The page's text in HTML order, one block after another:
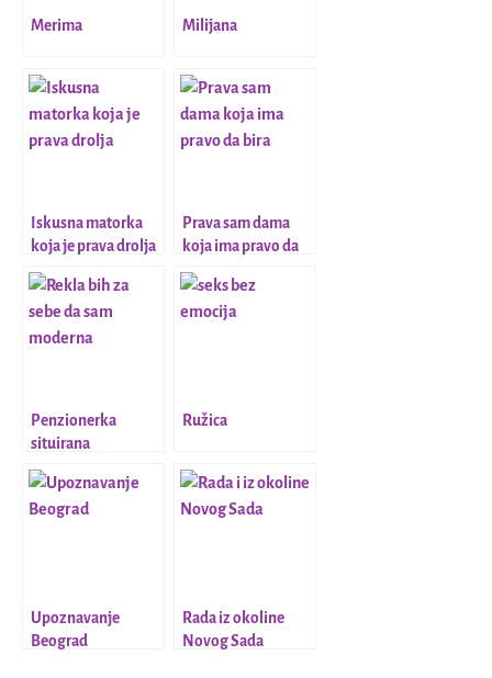
Merima Milijana
Iskusna matorka
koja je prava drolja
Prava sam dama
koja ima pravo da
bira
Penzionerka
situirana
Ružica
Upoznavanje
Beograd
Rada iz okoline
Novog Sada